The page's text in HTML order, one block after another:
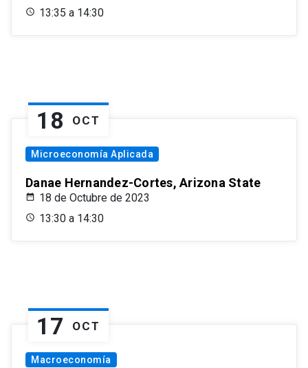
13:35 a 14:30
18 OCT
Microeconomía Aplicada
Danae Hernandez-Cortes, Arizona State
18 de Octubre de 2023
13:30 a 14:30
17 OCT
Macroeconomía